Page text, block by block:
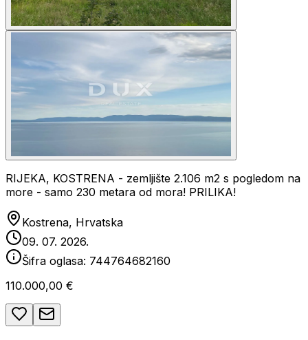
RIJEKA, KOSTRENA - zemljište 2.106 m2 s pogledom na
more - samo 230 metara od mora! PRILIKA!
Kostrena, Hrvatska
09. 07. 2026.
Šifra oglasa: 744764682160
110.000,00 €